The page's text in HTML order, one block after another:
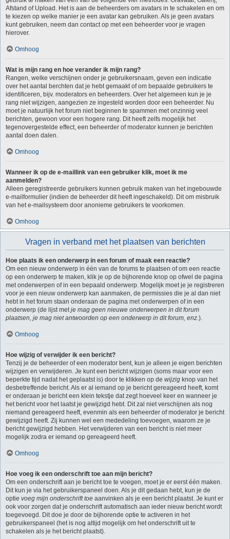
Afstand of Upload. Het is aan de beheerders om avatars in te schakelen en om
te kiezen op welke manier je een avatar kan gebruiken. Als je geen avatars
kunt gebruiken, neem dan contact op met een beheerder voor je vragen
hierover.
Omhoog
Wat is mijn rang en hoe verander ik mijn rang?
Rangen, welke verschijnen onder je gebruikersnaam, geven een indicatie
over het aantal berchten dat je hebt gemaakt of om bepaalde gebruikers te
identificeren, bijv. moderators en beheerders. Over het algemeen kun je je
rang niet wijzigen, aangezien ze ingesteld worden door een beheerder. Nu
moet je natuurlijk het forum niet beginnen te spammen met onzinnig veel
berichten, gewoon voor een hogere rang. Dit heeft zelfs mogelijk het
tegenovergestelde effect, een beheerder of moderator kunnen je berichten
aantal doen dalen.
Omhoog
Wanneer ik op de e-maillink van een gebruiker klik, moet ik me
aanmelden?
Alleen geregistreerde gebruikers kunnen gebruik maken van het ingebouwde
e-mailformulier (indien de beheerder dit heeft ingeschakeld). Dit om misbruik
van het e-mailsysteem door anonieme gebruikers te voorkomen.
Omhoog
Vragen in verband met het plaatsen van berichten
Hoe plaats ik een onderwerp in een forum of maak een reactie?
Om een nieuw onderwerp in één van de forums te plaatsen of om een reactie
op een onderwerp te maken, klik je op de bijhorende knop op ofwel de pagina
met onderwerpen of in een bepaald onderwerp. Mogelijk moet je je registreren
voor je een nieuw onderwerp kan aanmaken, de permissies die je al dan niet
hebt in het forum staan onderaan de pagina met onderwerpen of in een
onderwerp (de lijst metje mag geen nieuwe onderwerpen in dit forum
plaatsen, je mag niet antwoorden op een onderwerp in dit forum, enz.).
Omhoog
Hoe wijzig of verwijder ik een bericht?
Tenzij je de beheerder of een moderator bent, kun je alleen je eigen berichten
wijzigen en verwijderen. Je kunt een bericht wijzigen (soms maar voor een
beperkte tijd nadat het geplaatst is) door te klikken op de wijzig knop van het
desbetreffende bericht. Als er al iemand op je bericht gereageerd heeft, komt
er onderaan je bericht een klein tekstje dat zegt hoeveel keer en wanneer je
het bericht voor het laatst je gewijzigd hebt. Dit zal niet verschijnen als nog
niemand gereageerd heeft, evenmin als een beheerder of moderator je bericht
gewijzigd heeft. Zij kunnen wel een mededeling toevoegen, waarom ze je
bericht gewijzigd hebben. Het verwijderen van een bericht is niet meer
mogelijk zodra er iemand op gereageerd heeft.
Omhoog
Hoe voeg ik een onderschrift toe aan mijn bericht?
Om een onderschrift aan je bericht toe te voegen, moet je er eerst één maken.
Dit kun je via het gebruikerspaneel doen. Als je dit gedaan hebt, kun je de
optie voeg mijn onderschrift toe aanvinken als je een bericht plaatst. Je kunt er
ook voor zorgen dat je onderschrift automatisch aan ieder nieuw bericht wordt
toegevoegd. Dit doe je door de bijhorende optie te activeren in het
gebruikerspaneel (het is nog altijd mogelijk om het onderschrift uit te
schakelen als je het bericht plaatst).